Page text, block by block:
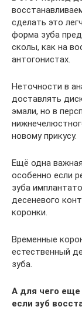
сделать это
форма зуба
сколы, как на
антогонистах.
Неточности в
доставлять
эмали, но в
новому прикусу.
Ещё одна
особенно если
зуба
десеневого
коронки.
Временные
естественный
зуба.
А для чего
если зуб